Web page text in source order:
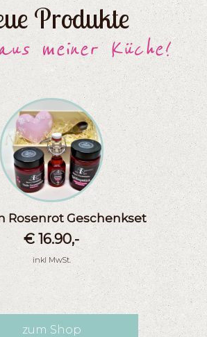
Produkte
meiner Küche!
Rosenrot Geschenkset
€ 16.90,-
inkl MwSt.
zum Shop